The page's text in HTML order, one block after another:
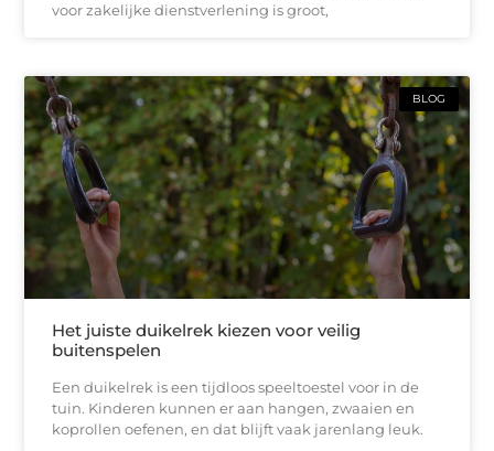
voor zakelijke dienstverlening is groot,
BLOG
Het juiste duikelrek kiezen voor veilig
buitenspelen
Een duikelrek is een tijdloos speeltoestel voor in de
tuin. Kinderen kunnen er aan hangen, zwaaien en
koprollen oefenen, en dat blijft vaak jarenlang leuk.